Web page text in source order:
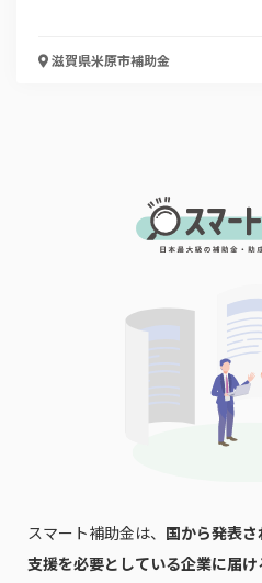
滋賀県米原市補助金
スマート補助金は、 国から発表
支援を必要としている企業に届